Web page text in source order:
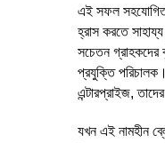
এই সফল
হ্রাস করতে
সচেতন গ্রাহকদের
প্রযুক্তি
এন্টারপ্রাইজ,
যখন এই নামহীন